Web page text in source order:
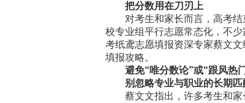
把分数用在刀刃上
对考生和家长而言，高考结束
校专业组平行志愿常态化，不
考纸鸢志愿填报资深专家蔡文
填报攻略。
避免“唯分数论”或“跟风热
别忽略专业与职业的长期匹
蔡文文指出，许多考生和家长